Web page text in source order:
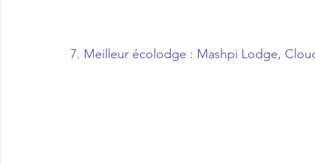
7. Meilleur écolodge : Mashpi Lodge,